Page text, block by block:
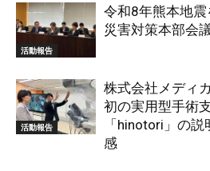
活動報告
令和8年熊本地
災害対策本部会
活動報告
株式会社メディ
初の実用型手術
「hinotori」の
感